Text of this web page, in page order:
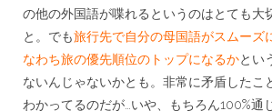
の他の外国語が喋れるというのはとても大
と。でも旅行先で自分の母国語がスムーズ
なわち旅の優先順位のトップになるかとい
ないんじゃないかとも。非常に矛盾したこ
わかってるのだが…いや、もちろん100%通